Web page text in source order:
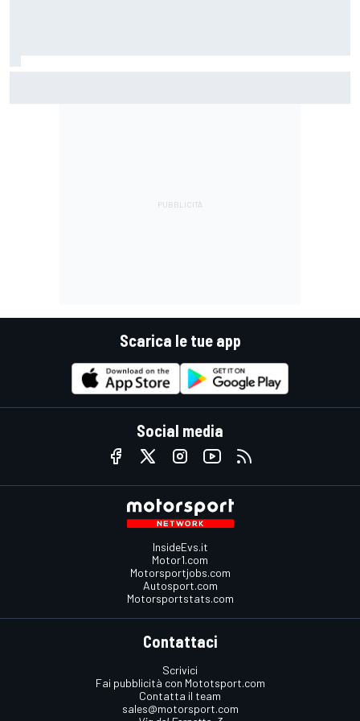
Scarica le tue app
Social media
InsideEvs.it
Motor1.com
Motorsportjobs.com
Autosport.com
Motorsportstats.com
Contattaci
Scrivici
Fai pubblicità con Mototsport.com
Contatta il team
sales@motorsport.com